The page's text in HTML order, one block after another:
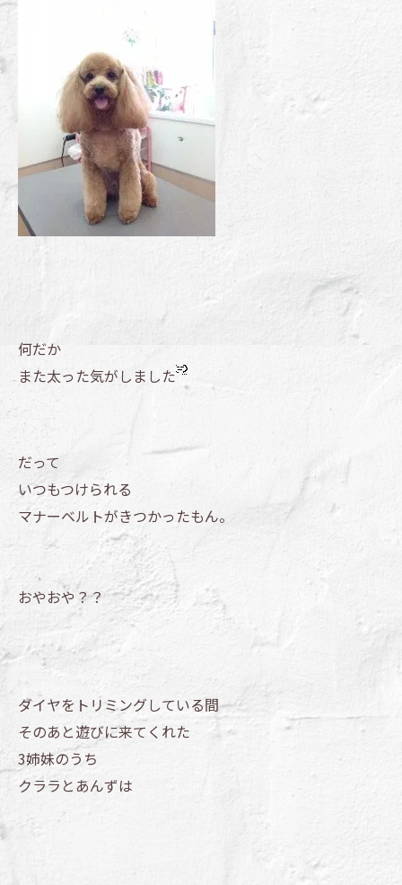
何だか
また太った気がしました
だって
いつもつけられる
マナーベルトがきつかったもん。
おやおや？？
ダイヤをトリミングしている間
そのあと遊びに来てくれた
3姉妹のうち
クララとあんずは